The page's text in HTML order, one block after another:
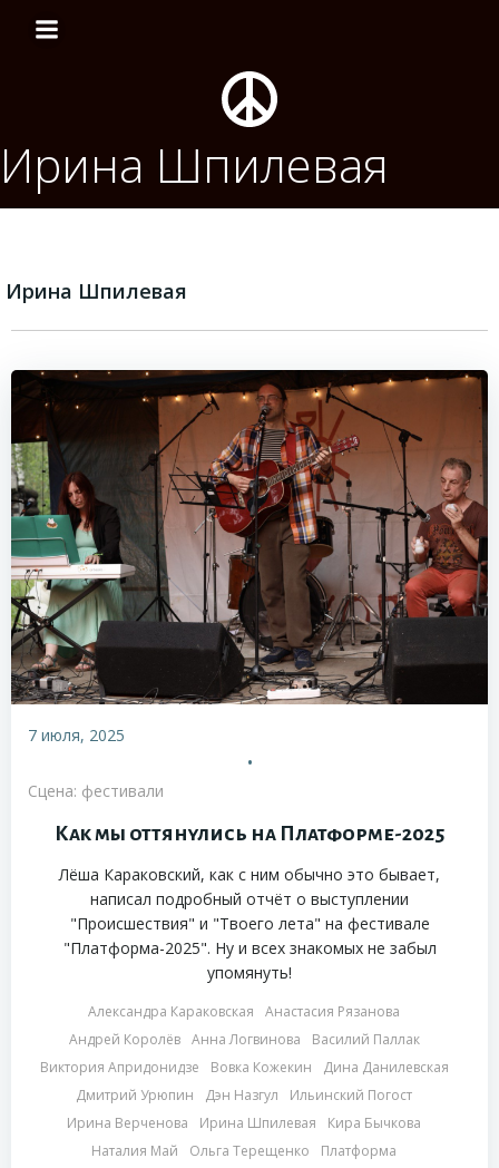
содержимому
Ирина Шпилевая
Ирина Шпилевая
7 июля, 2025
•
Сцена: фестивали
Как мы оттянулись на Платформе-2025
Лёша Караковский, как с ним обычно это бывает,
написал подробный отчёт о выступлении
"Происшествия" и "Твоего лета" на фестивале
"Платформа-2025". Ну и всех знакомых не забыл
упомянуть!
Александра Караковская
Анастасия Рязанова
Андрей Королёв
Анна Логвинова
Василий Паллак
Виктория Апридонидзе
Вовка Кожекин
Дина Данилевская
Дмитрий Урюпин
Дэн Назгул
Ильинский Погост
Ирина Верченова
Ирина Шпилевая
Кира Бычкова
Наталия Май
Ольга Терещенко
Платформа